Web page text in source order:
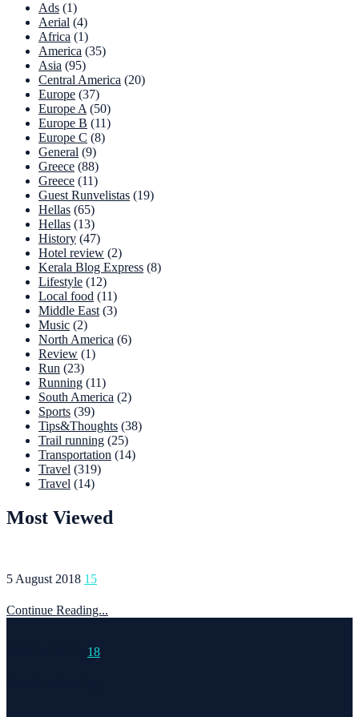
Ads (1)
Aerial (4)
Africa (1)
America (35)
Asia (95)
Central America (20)
Europe (37)
Europe A (50)
Europe B (11)
Europe C (8)
General (9)
Greece (88)
Greece (11)
Guest Runvelistas (19)
Hellas (65)
Hellas (13)
History (47)
Hotel review (2)
Kerala Blog Express (8)
Lifestyle (12)
Local food (11)
Middle East (3)
Music (2)
North America (6)
Review (1)
Run (23)
Running (11)
South America (2)
Sports (39)
Tips&Thoughts (38)
Trail running (25)
Transportation (14)
Travel (319)
Travel (14)
Most Viewed
5 August 2018 15
Continue Reading...
18